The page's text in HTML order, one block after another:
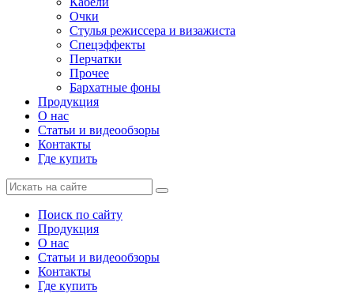
Очки
Стулья режиссера и визажиста
Спецэффекты
Перчатки
Прочее
Бархатные фоны
Продукция
О нас
Статьи и видеообзоры
Контакты
Где купить
Поиск по сайту
Продукция
О нас
Статьи и видеообзоры
Контакты
Где купить